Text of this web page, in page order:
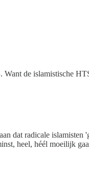
de islamistische
dat radicale
heel, héél moeilijk